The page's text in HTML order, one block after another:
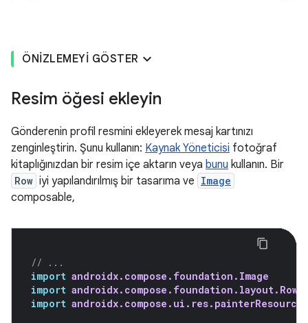
ÖNIZLEMEYI GÖSTER
Resim öğesi ekleyin
Gönderenin profil resmini ekleyerek mesaj kartınızı
zenginleştirin. Şunu kullanın: Kaynak Yöneticisi fotoğraf
kitaplığınızdan bir resim içe aktarın veya bunu kullanın. Bir
Row iyi yapılandırılmış bir tasarıma ve Image
composable,
// ...
import androidx.compose.foundation.Image
import androidx.compose.foundation.layout.Row
import androidx.compose.ui.res.painterResource